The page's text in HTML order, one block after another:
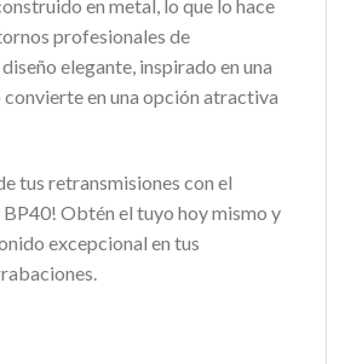
en metal, lo que lo hace
profesionales de
elegante, inspirado en una
en una opción atractiva
tus retransmisiones con el
Obtén el tuyo hoy mismo y
excepcional en tus